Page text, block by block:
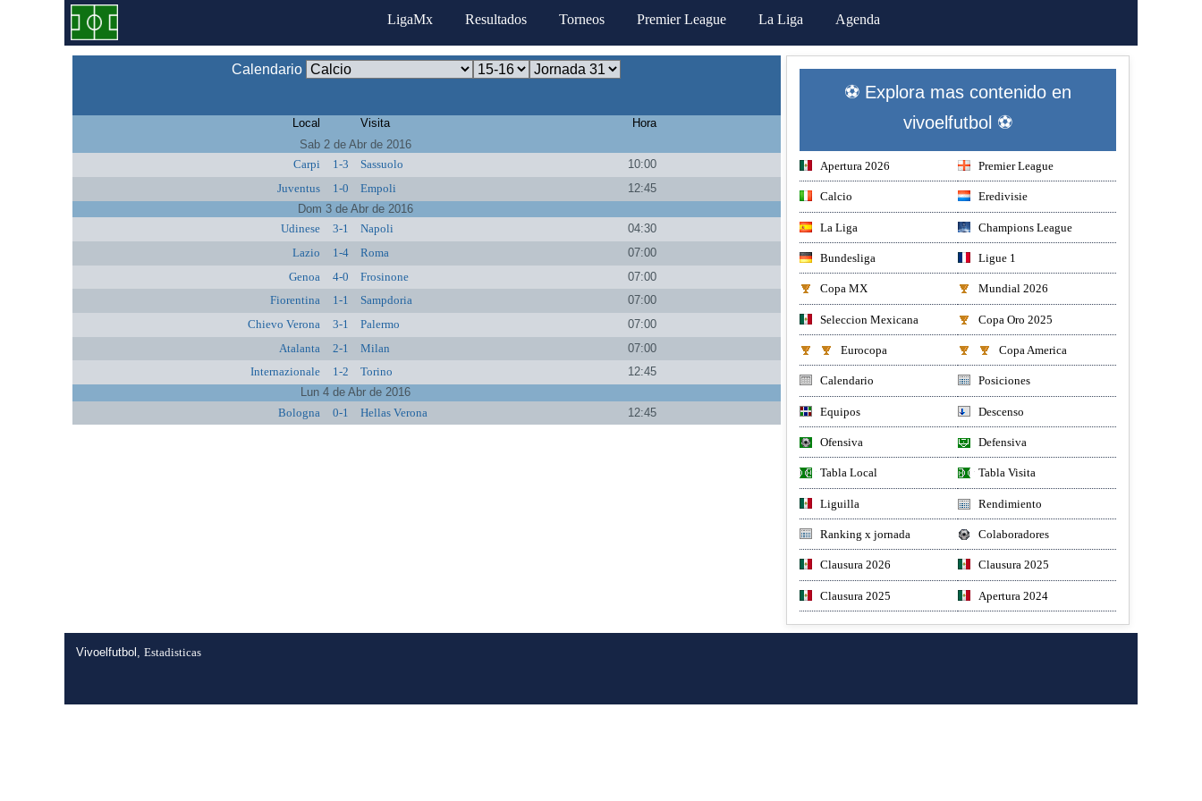
LigaMx Resultados Torneos Premier League La Liga Agenda
Calendario
Local Visita
Hora
Sab 2 de Abr de 2016
Carpi
1-3 Sassuolo
10:00
Juventus
1-0 Empoli
12:45
Dom 3 de Abr de 2016
Udinese
3-1 Napoli
04:30
Lazio
1-4 Roma
07:00
Genoa
4-0 Frosinone
07:00
Fiorentina
1-1 Sampdoria
07:00
Chievo Verona
3-1 Palermo
07:00
Atalanta
2-1 Milan
07:00
Internazionale
1-2 Torino
12:45
Lun 4 de Abr de 2016
Bologna
0-1 Hellas Verona 12:45
⚽ Explora mas contenido en
vivoelfutbol ⚽
Apertura 2026 Premier League
Calcio Eredivisie
La Liga Champions League
Bundesliga Ligue 1
Copa MX Mundial 2026
Seleccion Mexicana Copa Oro 2025
Eurocopa Copa America
Calendario Posiciones
Equipos Descenso
Ofensiva Defensiva
Tabla Local Tabla Visita
Liguilla Rendimiento
Ranking x jornada Colaboradores
Clausura 2026 Clausura 2025
Clausura 2025 Apertura 2024
Vivoelfutbol,Estadisticas